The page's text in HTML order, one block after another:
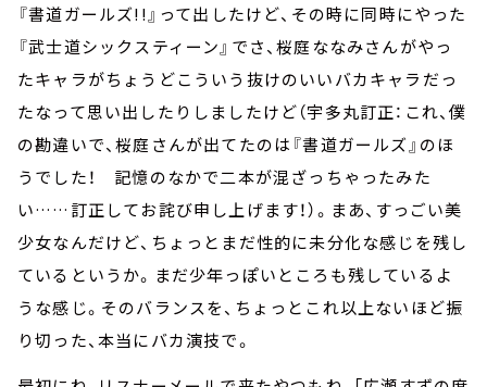
『書道ガールズ!!』って出したけど、その時に同時にやった
『武士道シックスティーン』でさ、桜庭ななみさんがやっ
たキャラがちょうどこういう抜けのいいバカキャラだっ
たなって思い出したりしましたけど（宇多丸訂正：これ、僕
の勘違いで、桜庭さんが出てたのは『書道ガールズ』のほ
うでした！ 記憶のなかで二本が混ざっちゃったみた
い……訂正してお詫び申し上げます！）。まあ、すっごい美
少女なんだけど、ちょっとまだ性的に未分化な感じを残し
ているというか。まだ少年っぽいところも残しているよ
うな感じ。そのバランスを、ちょっとこれ以上ないほど振
り切った、本当にバカ演技で。